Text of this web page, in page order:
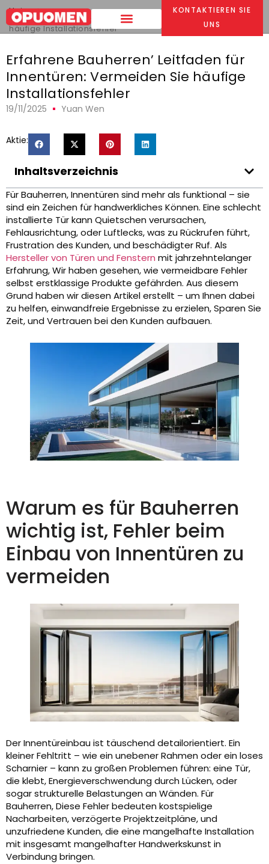
KONTAKTIEREN SIE
UNS
Heim >
Expert Builders' Guide to Interior Doors : Vermeiden Sie
häufige Installationsfehler
Erfahrene Bauherren’ Leitfaden für
Innentüren: Vermeiden Sie häufige
Installationsfehler
19/11/2025 Yuan Wen
Aktie:
Inhaltsverzeichnis
Für Bauherren, Innentüren sind mehr als funktional – sie
sind ein Zeichen für handwerkliches Können. Eine schlecht
installierte Tür kann Quietschen verursachen,
Fehlausrichtung, oder Luftlecks, was zu Rückrufen führt,
Frustration des Kunden, und beschädigter Ruf. Als
Hersteller von Türen und Fenstern mit jahrzehntelanger
Erfahrung, Wir haben gesehen, wie vermeidbare Fehler
selbst erstklassige Produkte gefährden. Aus diesem
Grund haben wir diesen Artikel erstellt – um Ihnen dabei
zu helfen, einwandfreie Ergebnisse zu erzielen, Sparen Sie
Zeit, und Vertrauen bei den Kunden aufbauen.
Warum es für Bauherren
wichtig ist, Fehler beim
Einbau von Innentüren zu
vermeiden
Der Innentüreinbau ist täuschend detailorientiert. Ein
kleiner Fehltritt – wie ein unebener Rahmen oder ein loses
Scharnier – kann zu großen Problemen führen: eine Tür,
die klebt, Energieverschwendung durch Lücken, oder
sogar strukturelle Belastungen an Wänden. Für
Bauherren, Diese Fehler bedeuten kostspielige
Nacharbeiten, verzögerte Projektzeitpläne, und
unzufriedene Kunden, die eine mangelhafte Installation
mit insgesamt mangelhafter Handwerkskunst in
Verbindung bringen.